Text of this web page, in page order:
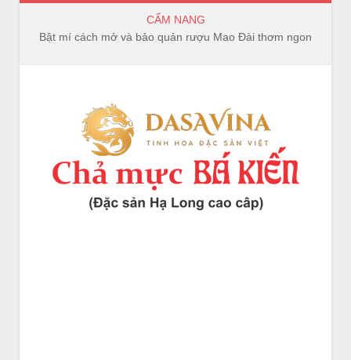
CẨM NANG
Bật mí cách mở và bảo quản rượu Mao Đài thơm ngon, trọn vị